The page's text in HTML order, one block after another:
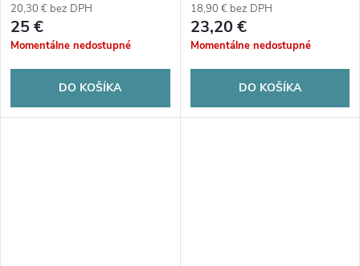
20,30 € bez DPH
25 €
Momentálne nedostupné
DO KOŠÍKA
18,90 € bez DPH
23,20 €
Momentálne nedostupné
DO KOŠÍKA